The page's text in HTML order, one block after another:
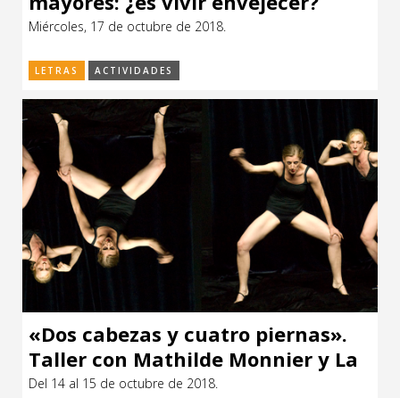
Miércoles, 17 de octubre de 2018.
LETRAS ACTIVIDADES
«Dos cabezas y cuatro piernas».
Taller con Mathilde Monnier y La
Ribot
Del 14 al 15 de octubre de 2018.